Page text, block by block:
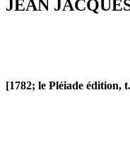
JEAN
[1782; le Pléiade édition,